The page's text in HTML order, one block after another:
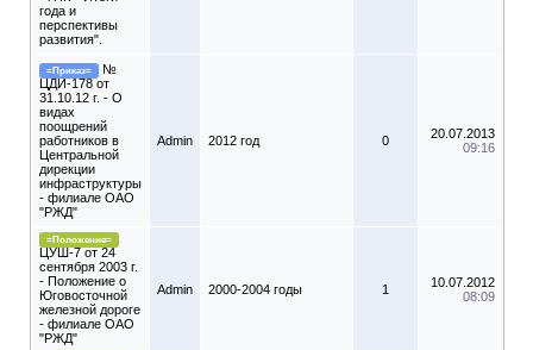
года и
перспективы
развития".
=Приказ=
№
ЦДИ-178 от
31.10.12 г. - О
видах
поощрений
работников в
Центральной
дирекции
инфраструктуры
- филиале ОАО
"РЖД"
Admin 2012 год 0
20.07.2013
09:16
=Положение=
ЦУШ-7 от 24
сентября 2003 г.
- Положение о
Юговосточной
железной дороге
- филиале ОАО
"РЖД"
Admin 2000-2004 годы 1
10.07.2012
08:09